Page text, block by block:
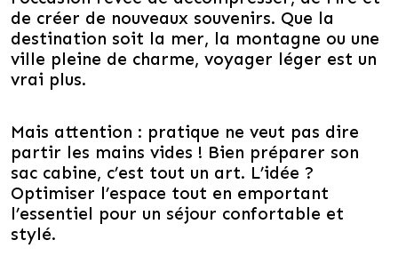
de créer de nouveaux souvenirs. Que la
destination soit la mer, la montagne ou une
ville pleine de charme, voyager léger est un
vrai plus.
Mais attention : pratique ne veut pas dire
partir les mains vides ! Bien préparer son
sac cabine, c’est tout un art. L’idée ?
Optimiser l’espace tout en emportant
l’essentiel pour un séjour confortable et
stylé.